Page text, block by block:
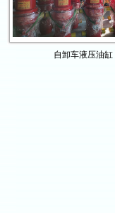
自卸车液压油缸